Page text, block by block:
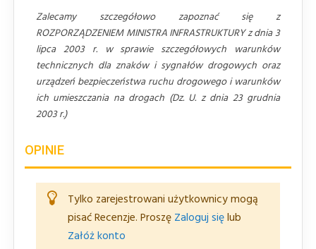
Zalecamy szczegółowo zapoznać się z
ROZPORZĄDZENIEM MINISTRA INFRASTRUKTURY z dnia 3
lipca 2003 r. w sprawie szczegółowych warunków
technicznych dla znaków i sygnałów drogowych oraz
urządzeń bezpieczeństwa ruchu drogowego i warunków
ich umieszczania na drogach (Dz. U. z dnia 23 grudnia
2003 r.)
OPINIE
Tylko zarejestrowani użytkownicy mogą
pisać Recenzje. Proszę Zaloguj sięlub
Załóż konto